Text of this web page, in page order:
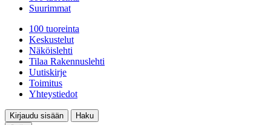
Suurimmat
100 tuoreinta
Keskustelut
Näköislehti
Tilaa Rakennuslehti
Uutiskirje
Toimitus
Yhteystiedot
Kirjaudu sisään
Haku